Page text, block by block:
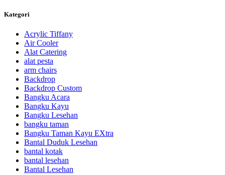
Kategori
Acrylic Tiffany
Air Cooler
Alat Catering
alat pesta
arm chairs
Backdrop
Backdrop Custom
Bangku Acara
Bangku Kayu
Bangku Lesehan
bangku taman
Bangku Taman Kayu EXtra
Bantal Duduk Lesehan
bantal kotak
bantal lesehan
Bantal Lesehan